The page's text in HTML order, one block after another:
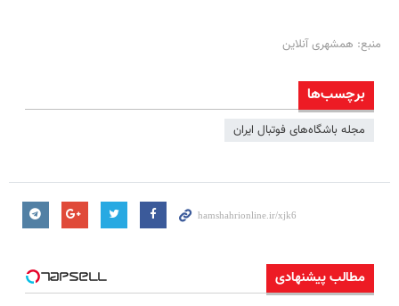
منبع: همشهری آنلاین
برچسب‌ها
مجله باشگاه‌های فوتبال ایران
مطالب پیشنهادی